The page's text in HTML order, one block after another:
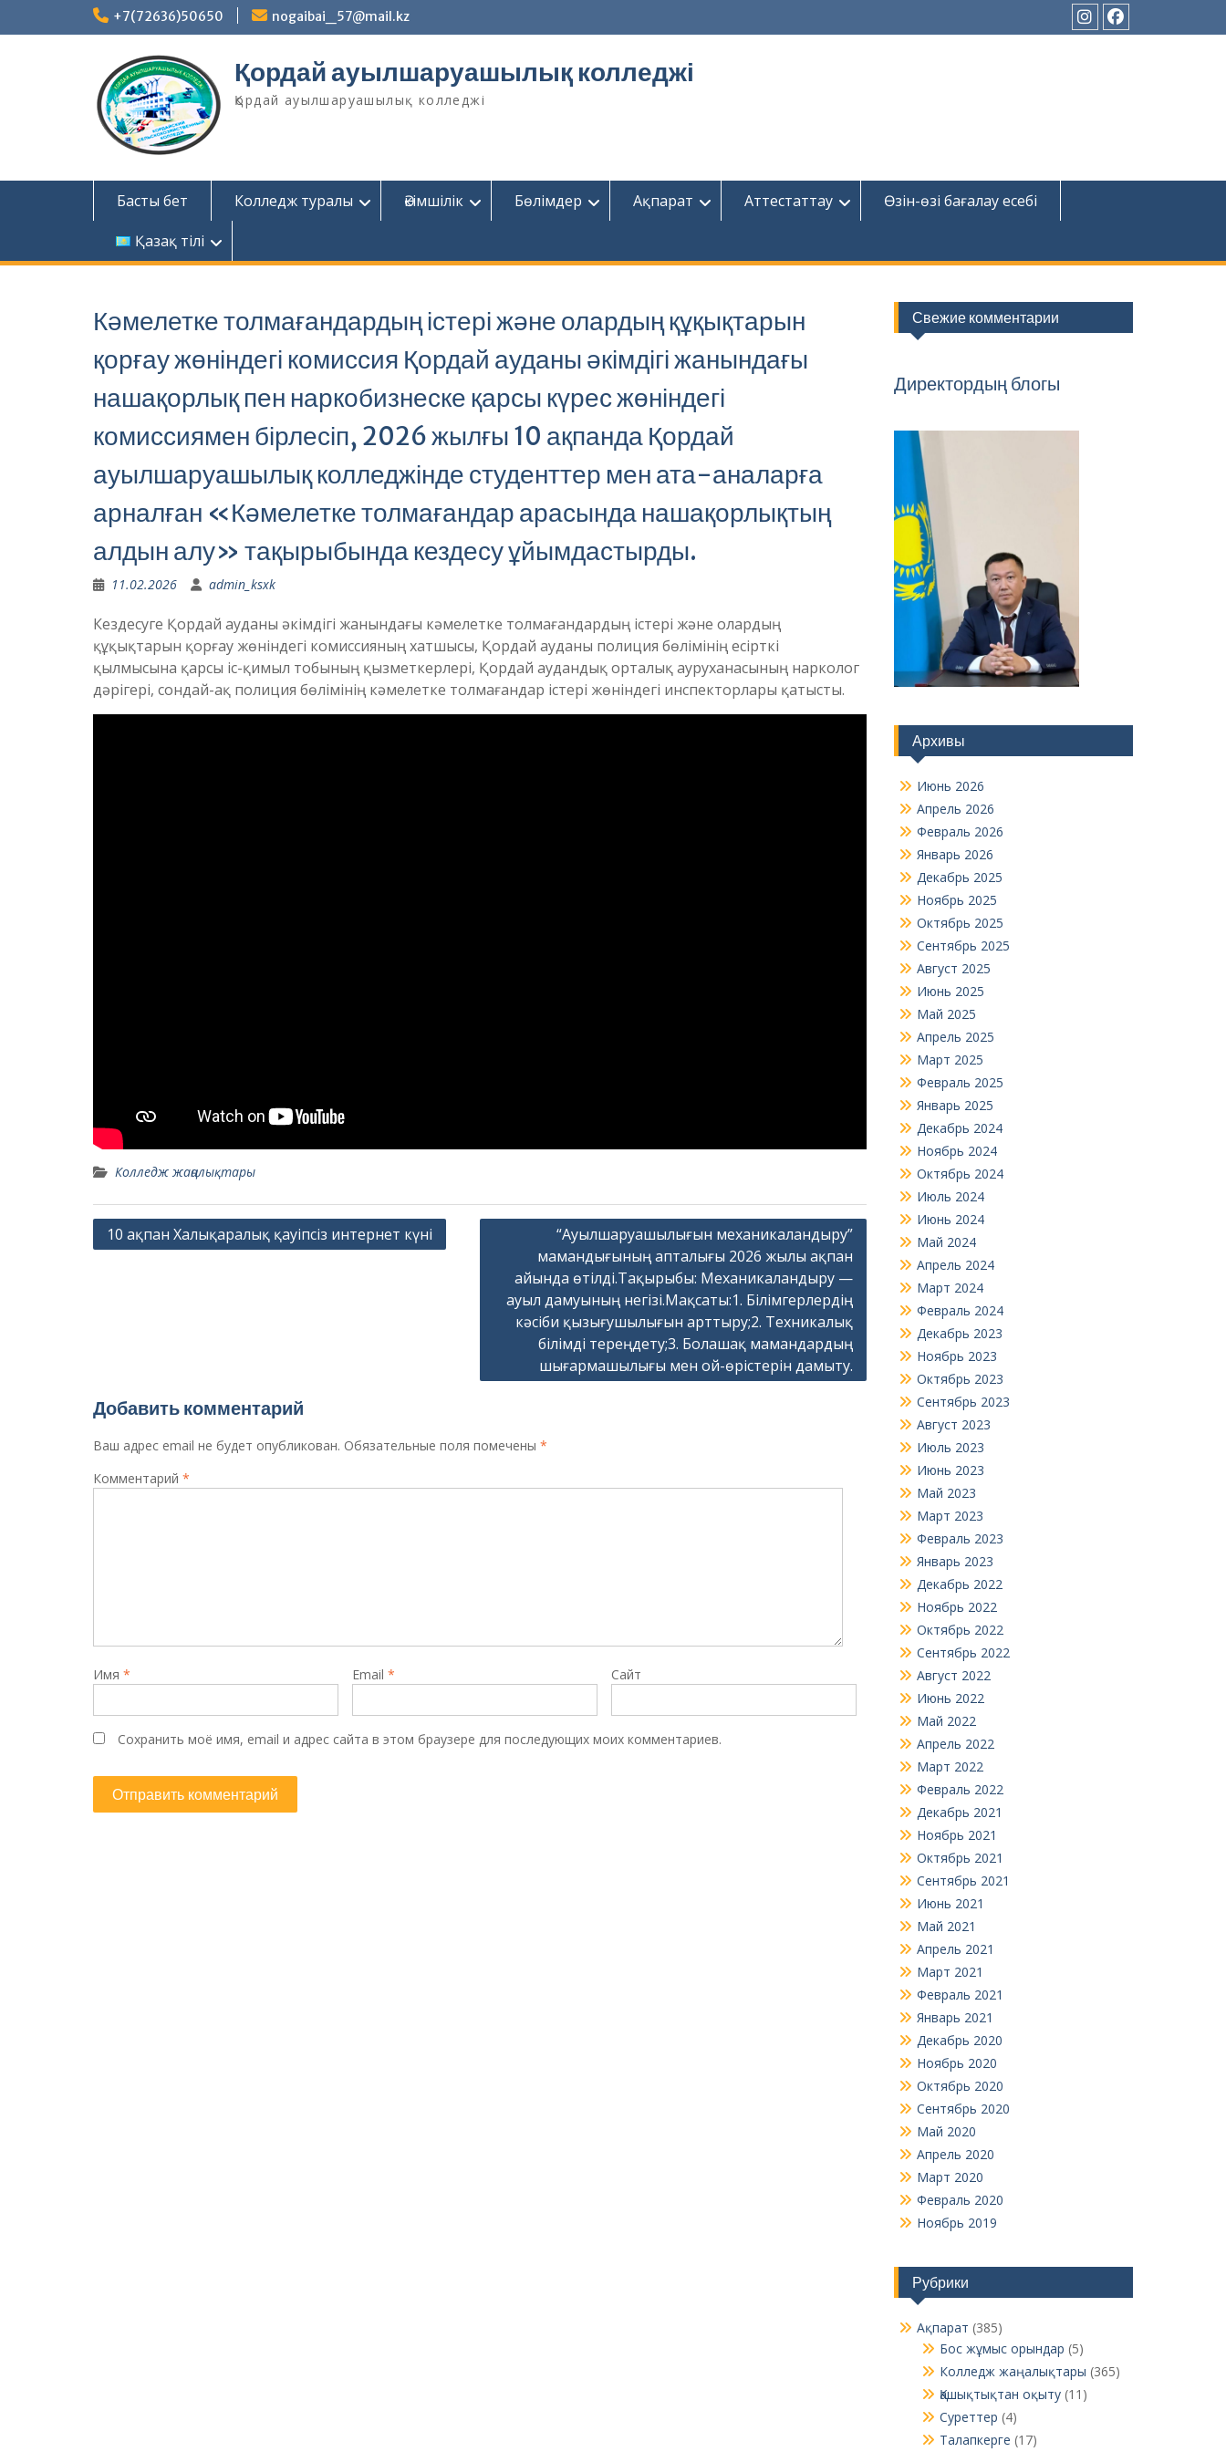
+7(72636)50650
nogaibai_57@mail.kz
Instagram
Facebook
Қордай ауылшаруашылық колледжі
Қордай ауылшаруашылық колледжі
Басты бет Колледж туралы Әкімшілік Бөлімдер Ақпарат Аттестаттау
Өзін-өзі бағалау есебі
Қазақ тілі
Кәмелетке толмағандардың істері және олардың құқықтарын
қорғау жөніндегі комиссия Қордай ауданы әкімдігі жанындағы
нашақорлық пен наркобизнеске қарсы күрес жөніндегі
комиссиямен бірлесіп, 2026 жылғы 10 ақпанда Қордай
ауылшаруашылық колледжінде студенттер мен ата-аналарға
арналған «Кәмелетке толмағандар арасында нашақорлықтың
алдын алу» тақырыбында кездесу ұйымдастырды.
11.02.2026 admin_ksxk
Кездесуге Қордай ауданы әкімдігі жанындағы кәмелетке толмағандардың істері және олардың
құқықтарын қорғау жөніндегі комиссияның хатшысы, Қордай ауданы полиция бөлімінің есірткі
қылмысына қарсы іс-қимыл тобының қызметкерлері, Қордай аудандық орталық ауруханасының нарколог
дәрігері, сондай-ақ полиция бөлімінің кәмелетке толмағандар істері жөніндегі инспекторлары қатысты.
Колледж жаңалықтары
Навигация
10 ақпан Халықаралық қауіпсіз интернет күні
“Ауылшаруашылығын механикаландыру”
мамандығының апталығы 2026 жылы ақпан
айында өтілді.Тақырыбы: Механикаландыру —
ауыл дамуының негізі.Мақсаты:1. Білімгерлердің
кәсіби қызығушылығын арттыру;2. Техникалық
білімді тереңдету;3. Болашақ мамандардың
шығармашылығы мен ой-өрістерін дамыту.
Добавить комментарий
Ваш адрес email не будет опубликован. Обязательные поля помечены *
Комментарий *
Имя * Email * Сайт
Сохранить моё имя, email и адрес сайта в этом браузере для последующих моих комментариев.
Свежие комментарии
Директордың блогы
Архивы
Июнь 2026
Апрель 2026
Февраль 2026
Январь 2026
Декабрь 2025
Ноябрь 2025
Октябрь 2025
Сентябрь 2025
Август 2025
Июнь 2025
Май 2025
Апрель 2025
Март 2025
Февраль 2025
Январь 2025
Декабрь 2024
Ноябрь 2024
Октябрь 2024
Июль 2024
Июнь 2024
Май 2024
Апрель 2024
Март 2024
Февраль 2024
Декабрь 2023
Ноябрь 2023
Октябрь 2023
Сентябрь 2023
Август 2023
Июль 2023
Июнь 2023
Май 2023
Март 2023
Февраль 2023
Январь 2023
Декабрь 2022
Ноябрь 2022
Октябрь 2022
Сентябрь 2022
Август 2022
Июнь 2022
Май 2022
Апрель 2022
Март 2022
Февраль 2022
Декабрь 2021
Ноябрь 2021
Октябрь 2021
Сентябрь 2021
Июнь 2021
Май 2021
Апрель 2021
Март 2021
Февраль 2021
Январь 2021
Декабрь 2020
Ноябрь 2020
Октябрь 2020
Сентябрь 2020
Май 2020
Апрель 2020
Март 2020
Февраль 2020
Ноябрь 2019
Рубрики
Ақпарат (385)
Бос жұмыс орындар (5)
Колледж жаңалықтары (365)
Қашықтықтан оқыту(11)
Суреттер (4)
Талапкерге (17)